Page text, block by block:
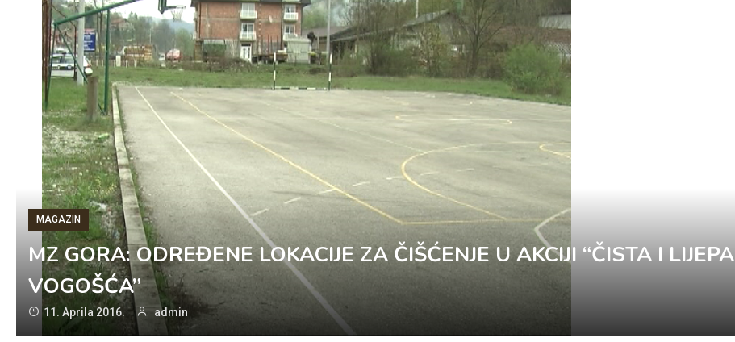
MAGAZIN
MZ GORA: ODREĐENE LOKACIJE ZA ČIŠĆENJE U AKCIJI “ČISTA I LIJEPA
VOGOŠĆA”
11. Aprila 2016. admin